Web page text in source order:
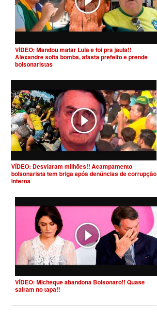
VÍDEO: Mandou matar Lula e foi pra jaula!!
Alexandre solta bomba, afasta prefeito e prende
bolsonaristas
VÍDEO: Desviaram milhões!! Acampamento
bolsonarista tem briga após denúncias de corrupção
interna
VÍDEO: Micheque abandona Bolsonaro!! Quase
saíram no tapa!!